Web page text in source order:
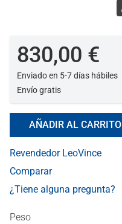
830,00 €
Enviado en 5-7 días hábiles
Envío gratis
AÑADIR AL CARRITO
Revendedor LeoVince
Comparar
¿Tiene alguna pregunta?
Peso